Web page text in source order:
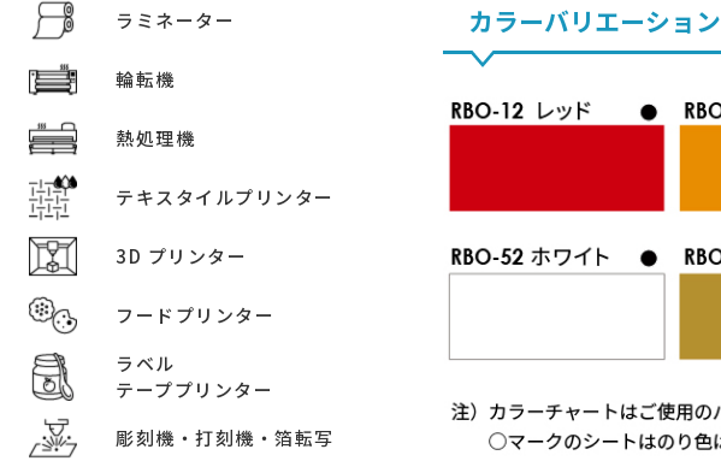
ラミネーター
輪転機
熱処理機
テキスタイルプリンター
3D プリンター
フードプリンター
ラベル
テーププリンター
彫刻機・打刻機・箔転写
カラーバリエーション